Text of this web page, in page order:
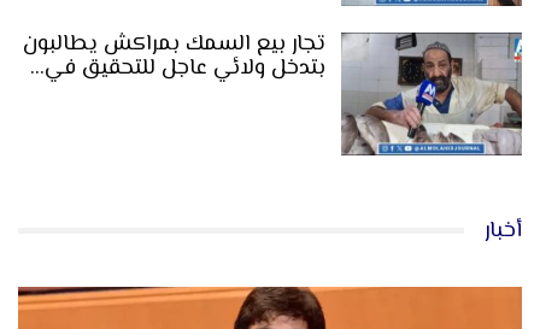
تجار بيع السمك بمراكش يطالبون
بتدخل ولائي عاجل للتحقيق في…
أخبار